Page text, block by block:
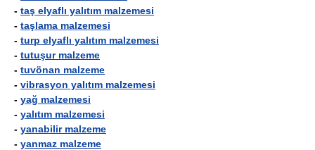
- taş elyaflı yalıtım malzemesi
- taşlama malzemesi
- turp elyaflı yalıtım malzemesi
- tutuşur malzeme
- tuvönan malzeme
- vibrasyon yalıtım malzemesi
- yağ malzemesi
- yalıtım malzemesi
- yanabilir malzeme
- yanmaz malzeme